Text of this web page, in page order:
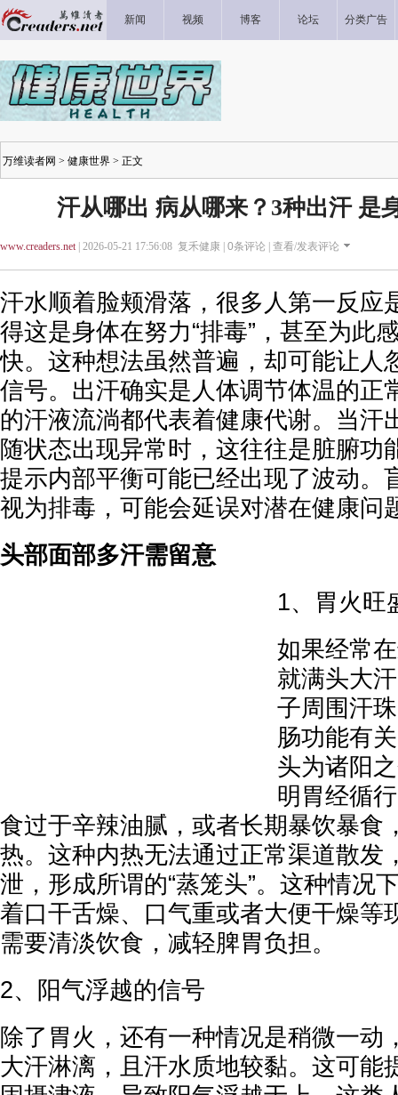
新闻 视频 博客 论坛 分类广告
万维读者网 > 健康世界 > 正文
汗从哪出 病从哪来？3种出汗 是
www.creaders.net| 2026-05-21 17:56:08 复禾健康 | 0条评论 | 查看/发表评论
汗水顺着脸颊滑落，很多人第一反应
得这是身体在努力“排毒”，甚至为此
快。这种想法虽然普遍，却可能让人
信号。出汗确实是人体调节体温的正
的汗液流淌都代表着健康代谢。当汗
随状态出现异常时，这往往是脏腑功
提示内部平衡可能已经出现了波动。
视为排毒，可能会延误对潜在健康问
头部面部多汗需留意
1、胃火旺
如果经常
就满头大
子周围汗
肠功能有
头为诸阳
明胃经循
食过于辛辣油腻，或者长期暴饮暴食
热。这种内热无法通过正常渠道散发
泄，形成所谓的“蒸笼头”。这种情况
着口干舌燥、口气重或者大便干燥等
需要清淡饮食，减轻脾胃负担。
2、阳气浮越的信号
除了胃火，还有一种情况是稍微一动
大汗淋漓，且汗水质地较黏。这可能